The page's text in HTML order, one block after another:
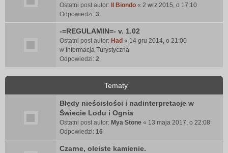
Ostatni post autor: Il Biondo « 2 wrz 2015, o 17:10
Odpowiedzi: 3
-=REGULAMIN=- v. 1.02
Ostatni post autor: Had « 14 gru 2014, o 21:00
w Informacja Turystyczna
Odpowiedzi: 2
Tematy
Błędy nieścisłości i nadinterpretacje w
Świecie Lodu i Ognia
Ostatni post autor: Mya Stone « 13 maja 2017, o 22:08
Odpowiedzi: 16
Czarne, oleiste kamienie.